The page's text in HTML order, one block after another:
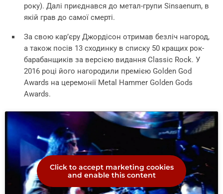
року). Далі приєднався до метал-групи Sinsaenum, в
якій грав до самої смерті.
За свою кар’єру Джордісон отримав безліч нагород,
а також посів 13 сходинку в списку 50 кращих рок-
барабанщиків за версією видання Classic Rock. У
2016 році його нагородили премією Golden God
Awards на церемонії Metal Hammer Golden Gods
Awards.
Click to accept marketing cookies
and enable this content